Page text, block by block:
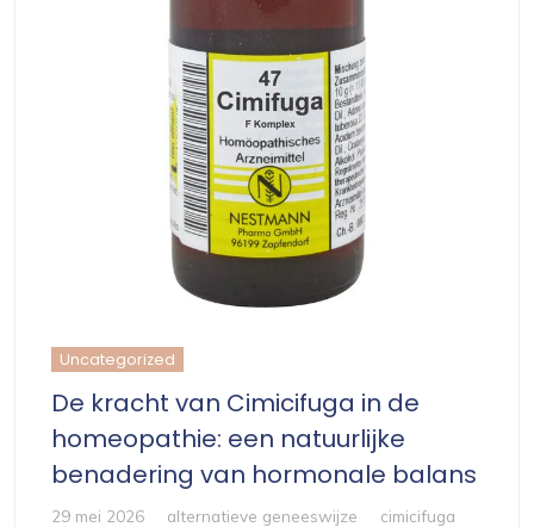
Uncategorized
De kracht van Cimicifuga in de
homeopathie: een natuurlijke
benadering van hormonale balans
29 mei 2026 alternatieve geneeswijze
cimicifuga